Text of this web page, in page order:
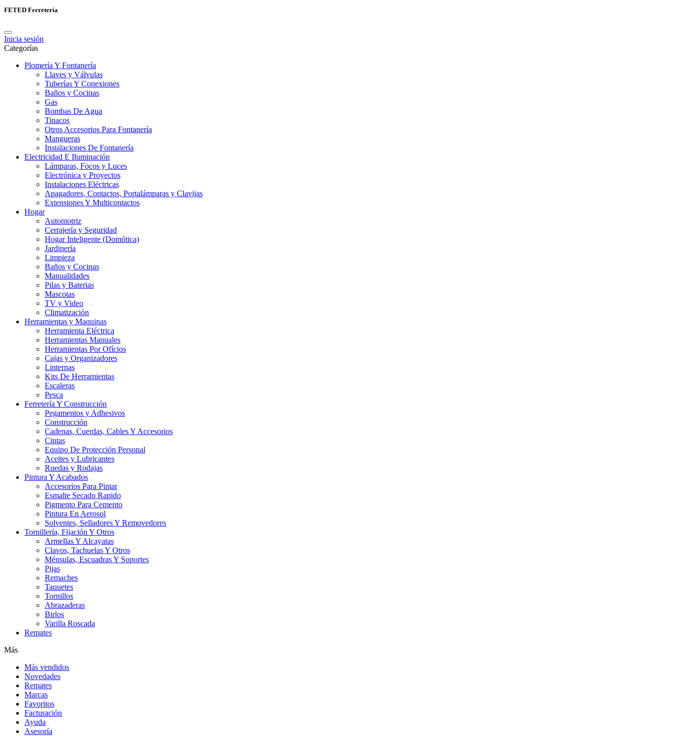
FETED Ferretería
Inicia sesión
Categorías
Plomería Y Fontanería
Llaves y Válvulas
Tuberías Y Conexiones
Baños y Cocinas
Gas
Bombas De Agua
Tinacos
Otros Accesorios Para Fontanería
Mangueras
Instalaciones De Fontanería
Electricidad E Iluminación
Lámparas, Focos y Luces
Electrónica y Proyectos
Instalaciones Eléctricas
Apagadores, Contactos, Portalámparas y Clavijas
Extensiones Y Multicontactos
Hogar
Automotriz
Cerrajería y Seguridad
Hogar Inteligente (Domótica)
Jardinería
Limpieza
Baños y Cocinas
Manualidades
Pilas y Baterias
Mascotas
TV y Video
Climatización
Herramientas y Maquinas
Herramienta Eléctrica
Herramientas Manuales
Herramientas Por Ofícios
Cajas y Organizadores
Linternas
Kits De Herramientas
Escaleras
Pesca
Ferretería Y Construcción
Pegamentos y Adhesivos
Construcción
Cadenas, Cuerdas, Cables Y Accesorios
Cintas
Equipo De Protección Personal
Aceites y Lubricantes
Ruedas y Rodajas
Pintura Y Acabados
Accesorios Para Pintar
Esmalte Secado Rapido
Pigmento Para Cemento
Pintura En Aerosol
Solventes, Selladores Y Removedores
Tornillería, Fijación Y Otros
Armellas Y Alcayatas
Clavos, Tachuelas Y Otros
Ménsulas, Escuadras Y Soportes
Pijas
Remaches
Taquetes
Tornillos
Abrazaderas
Birlos
Varilla Roscada
Remates
Más
Más vendidos
Novedades
Remates
Marcas
Favoritos
Facturación
Ayuda
Asesoría